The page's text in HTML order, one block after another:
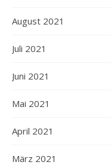
August 2021
Juli 2021
Juni 2021
Mai 2021
April 2021
März 2021